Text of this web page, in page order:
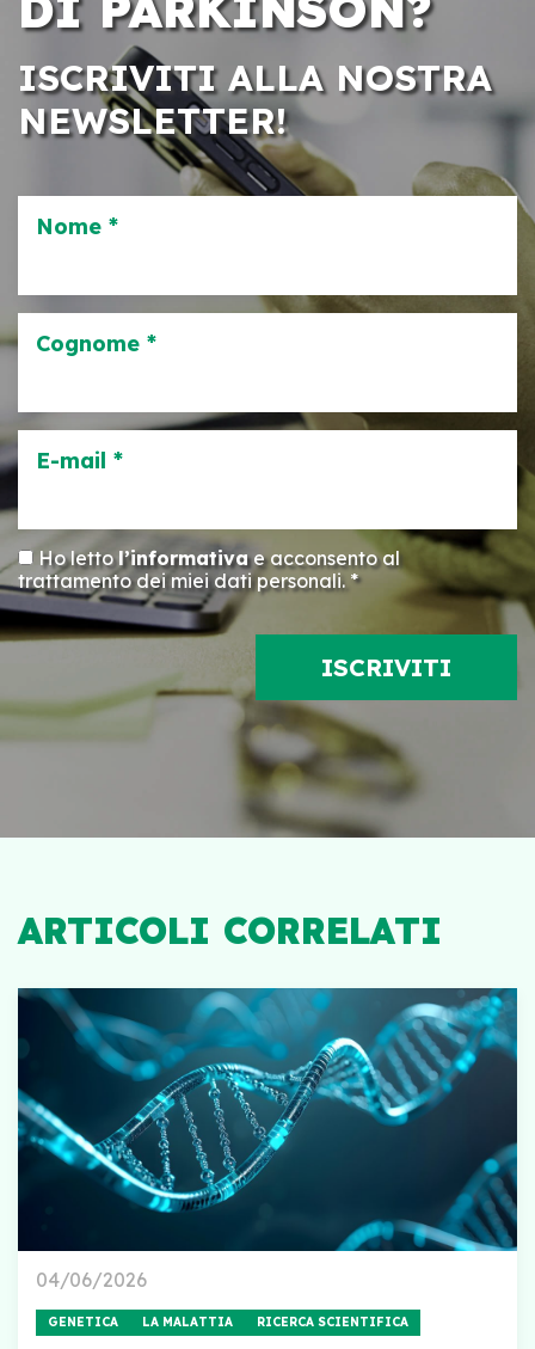
ISCRIVITI ALLA NOSTRA
NEWSLETTER!
Nome *
Cognome *
E-mail *
Ho lettol’informativae acconsento al
trattamento dei miei dati personali. *
ARTICOLI CORRELATI
04/06/2026
GENETICA LA MALATTIA RICERCA SCIENTIFICA